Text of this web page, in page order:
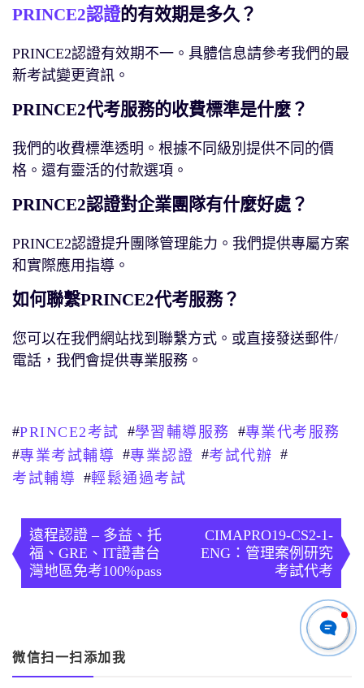
PRINCE2認證的有效期是多久？
PRINCE2認證有效期不一。具體信息請參考我們的最
新考試變更資訊。
PRINCE2代考服務的收費標準是什麼？
我們的收費標準透明。根據不同級別提供不同的價
格。還有靈活的付款選項。
PRINCE2認證對企業團隊有什麼好處？
PRINCE2認證提升團隊管理能力。我們提供專屬方案
和實際應用指導。
如何聯繫PRINCE2代考服務？
您可以在我們網站找到聯繫方式。或直接發送郵件/
電話，我們會提供專業服務。
#PRINCE2考試 #學習輔導服務 #專業代考服務
#專業考試輔導 #專業認證 #考試代辦 #
考試輔導 #輕鬆通過考試
章
導
覽
遠程認證 – 多益、托
福、GRE、IT證書台
灣地區免考100%pass
CIMAPRO19-CS2-1-
ENG：管理案例研究
考試代考
微信扫一扫添加我